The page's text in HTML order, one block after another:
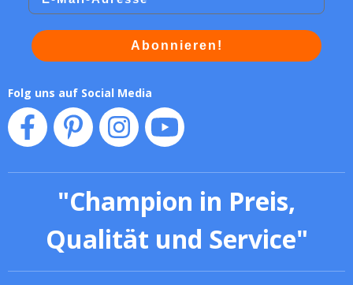
Abonnieren!
Folg uns auf Social Media
"Champion in Preis,
Qualität und Service"